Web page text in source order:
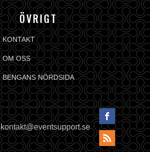
ÖVRIGT
KONTAKT
OM OSS
BENGANS NÖRDSIDA
kontakt@eventsupport.se